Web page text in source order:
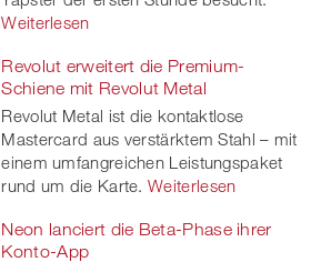
Weiterlesen
Revolut erweitert die Premium-
Schiene mit Revolut Metal
Revolut Metal ist die kontaktlose
Mastercard aus verstärktem Stahl – mit
einem umfangreichen Leistungspaket
rund um die Karte. Weiterlesen
Neon lanciert die Beta-Phase ihrer
Konto-App